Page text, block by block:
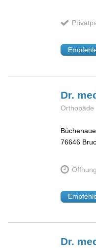
Dr.
Orthopäde
76646
Dr.